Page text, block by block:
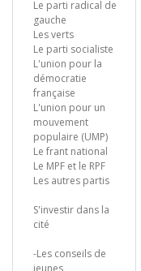
Le parti radical de
gauche
Les verts
Le parti socialiste
L'union pour la
démocratie
française
L'union pour un
mouvement
populaire (UMP)
Le frant national
Le MPF et le RPF
Les autres partis
S'investir dans la
cité
-Les conseils de
jeunes